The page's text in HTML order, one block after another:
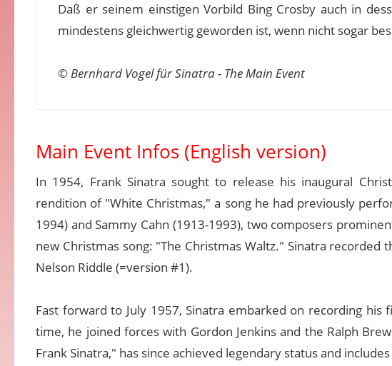
Daß er seinem einstigen Vorbild Bing Crosby auch in
mindestens gleichwertig geworden ist, wenn nicht sogar
©Bernhard Vogel für Sinatra - The Main Event
Main Event Infos (English version)
In 1954, Frank Sinatra sought to release his inaugural
rendition of "White Christmas," a song he had previously
1994) and Sammy Cahn (1913-1993), two composers
new Christmas song: "The Christmas Waltz." Sinatra
Nelson Riddle (=version #1).
Fast forward to July 1957, Sinatra embarked on recording
time, he joined forces with Gordon Jenkins and the Ralph
Frank Sinatra," has since achieved legendary status and